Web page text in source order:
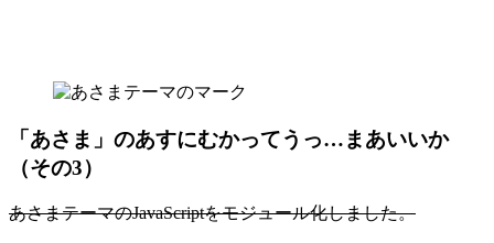
「あさま」のあすにむかってうっ…まあいいか
（その3）
あさまテーマのJavaScriptをモジュール化しました。